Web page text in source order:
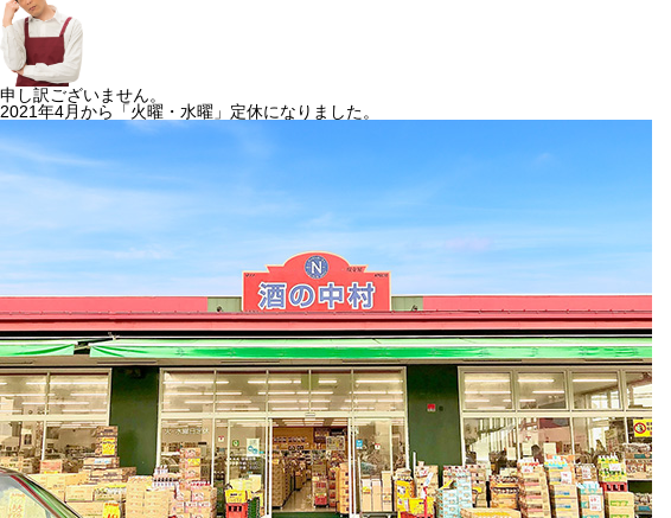
申し訳ございません。
2021年4月から「火曜・水曜」定休になりました。